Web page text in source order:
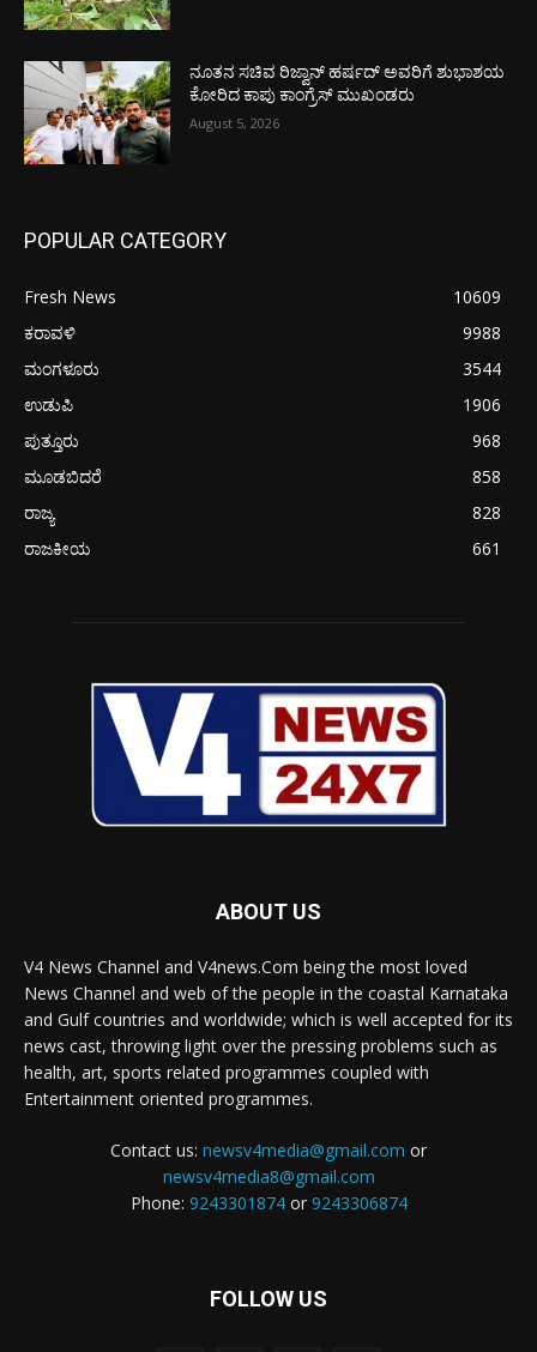
ನೂತನ ಸಚಿವ ರಿಜ್ವಾನ್ ಹರ್ಷದ್ ಅವರಿಗೆ ಶುಭಾಶಯ
ಕೋರಿದ ಕಾಪು ಕಾಂಗ್ರೆಸ್ ಮುಖಂಡರು
August 5, 2026
POPULAR CATEGORY
Fresh News
10609
ಕರಾವಳಿ
9988
ಮಂಗಳೂರು
3544
ಉಡುಪಿ
1906
ಪುತ್ತೂರು
968
ಮೂಡಬಿದರೆ
858
ರಾಜ್ಯ
828
ರಾಜಕೀಯ
661
ABOUT US
V4 News Channel and V4news.Com being the most loved
News Channel and web of the people in the coastal Karnataka
and Gulf countries and worldwide; which is well accepted for its
news cast, throwing light over the pressing problems such as
health, art, sports related programmes coupled with
Entertainment oriented programmes.
Contact us: newsv4media@gmail.com or
newsv4media8@gmail.com
Phone: 9243301874or 9243306874
FOLLOW US